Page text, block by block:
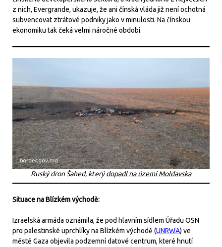
z nich, Evergrande, ukazuje, že ani čínská vláda již není ochotná
subvencovat ztrátové podniky jako v minulosti. Na čínskou
ekonomiku tak čeká velmi náročné období.
Ruský dron Šahed, kterýdopadl na území Moldavska
Situace na Blízkém východě:
Izraelská armáda oznámila, že pod hlavním sídlem Úřadu OSN
pro palestinské uprchlíky na Blízkém východě (UNRWA) ve
městě Gaza objevila podzemní datové centrum, které hnutí